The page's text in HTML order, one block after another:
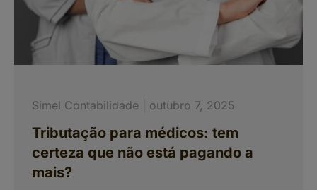
Tributação para médicos: tem
certeza que não está pagando a
mais?
Simel Contabilidade outubro 7, 2025